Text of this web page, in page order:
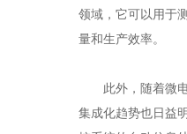
领域，它可以用于
量和生产效率。
此外，随着微电
集成化趋势也日益